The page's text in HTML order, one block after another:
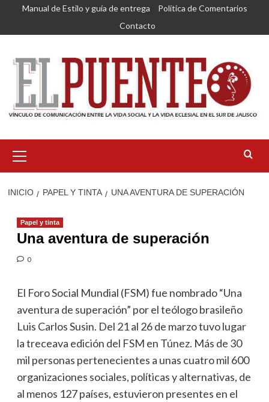
Saltar
contenido
Manual de Estilo y guía de entrega
Política de Comentarios
Contacto
primario
INICIO PAPEL Y TINTA UNA AVENTURA DE SUPERACIÓN
Papel y tinta
Una aventura de superación
0
El Foro Social Mundial (FSM) fue nombrado “Una
aventura de superación” por el teólogo brasileño
Luis Carlos Susin. Del 21 al 26 de marzo tuvo lugar
la treceava edición del FSM en Túnez. Más de 30
mil personas pertenecientes a unas cuatro mil 600
organizaciones sociales, políticas y alternativas, de
al menos 127 países, estuvieron presentes en el